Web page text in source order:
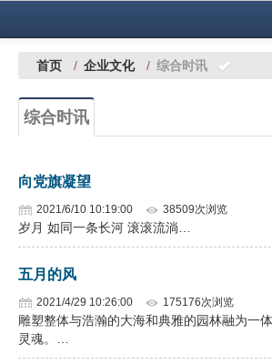
中国有色金属报社主办 广告服务
铜镍铅锌
稀有稀土
科技
镁钛
地矿 建设
首页 / 企业文化 / 综合时讯
综合时讯
向党旗凝望
2021/6/10 10:19:00 38509次浏览
岁月 如同一条长河 滚滚流淌…
五月的风
2021/4/29 10:26:00 175176次浏览
雕塑整体与浩瀚的大海和典雅的园林融为一
灵魂。…